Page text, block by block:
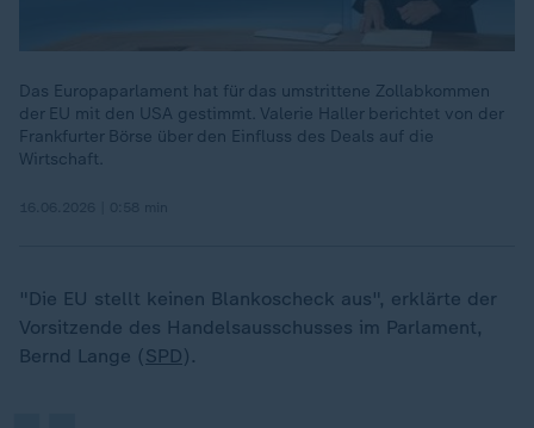
Das Europaparlament hat für das umstrittene Zollabkommen
der EU mit den USA gestimmt. Valerie Haller berichtet von der
Frankfurter Börse über den Einfluss des Deals auf die
Wirtschaft.
"Die EU stellt keinen Blankoscheck aus", erklärte der
Vorsitzende des Handelsausschusses im Parlament,
Bernd Lange (SPD).
„